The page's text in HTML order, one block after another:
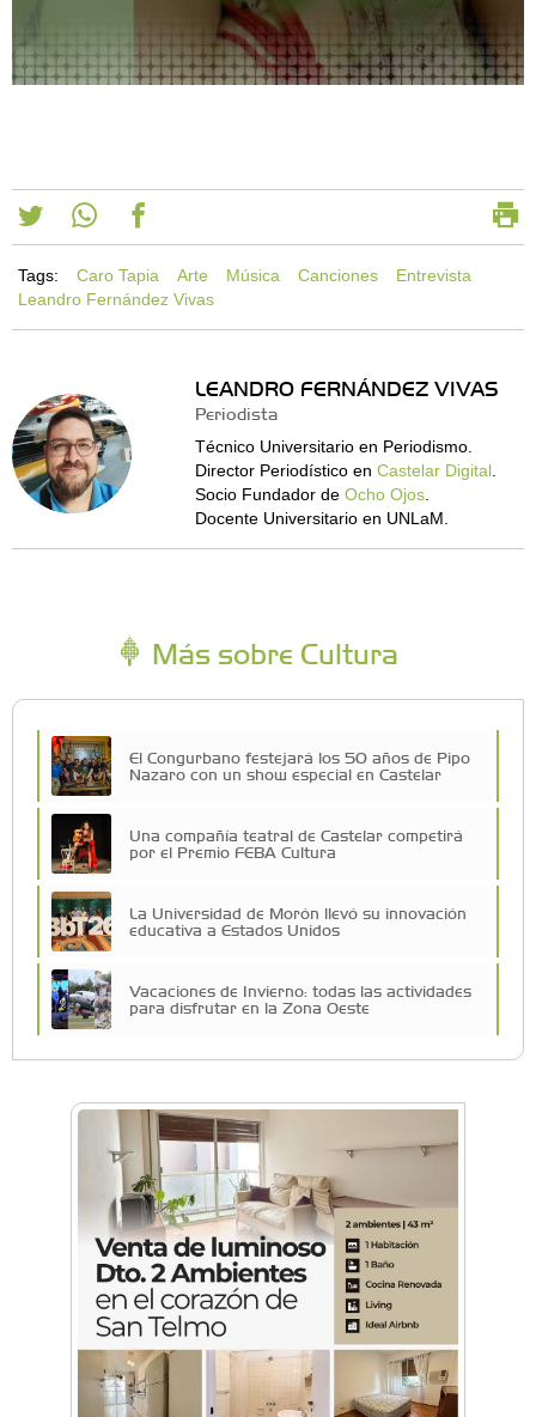
Tags: Caro Tapia Arte Música Canciones
Entrevista
Leandro Fernández Vivas
LEANDRO FERNÁNDEZ VIVAS
Periodista
Técnico Universitario en Periodismo.
Director Periodístico en Castelar Digital.
Socio Fundador de Ocho Ojos.
Docente Universitario en UNLaM.
Más sobre Cultura
El Congurbano festejará los 50 años de Pipo
Nazaro con un show especial en Castelar
Una compañía teatral de Castelar competirá
por el Premio FEBA Cultura
La Universidad de Morón llevó su innovación
educativa a Estados Unidos
Vacaciones de Invierno: todas las actividades
para disfrutar en la Zona Oeste
La histórica FM En Tránsito cumple 39 años y
lo festejará con un fiestón en Auditorio Oeste
Visita guiada a la Catedral de Morón, el plan
destacado para este fin de semana
Sexo, deseo y vínculos: La Lic. Cecilia Ce llega a
Morón con "Encendé tu motor"
Silvia Villalba presentó Caudal Interno: "Tiene
que ver con el mensaje que quiero entregar
desde mi ser"